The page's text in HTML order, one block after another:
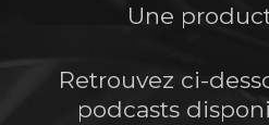
Une
Retrouvez ci-
podcasts